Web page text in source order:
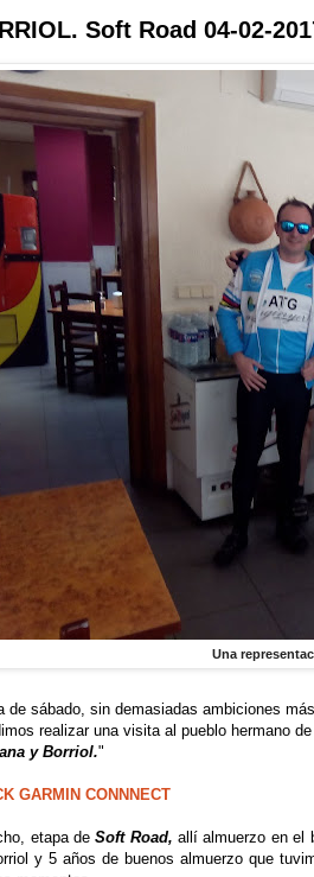
Soft Road 04-02-
Una
de sábado, sin demasiadas ambiciones
realizar una visita al pueblo hermano
y Borriol."
GARMIN CONNNECT
etapa deSoft Road,allí almuerzo en el
y 5 años de buenos almuerzo que